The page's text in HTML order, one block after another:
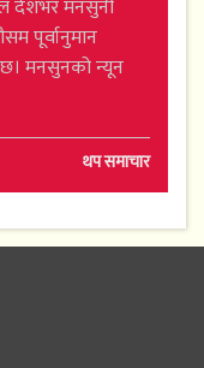
देशभर मनसुनी
पूर्वानुमान
मनसुनको न्यून
थप समाचार